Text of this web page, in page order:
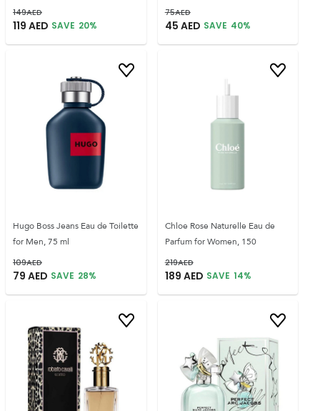
149AED
119 AED SAVE 20%
75AED
45 AED SAVE 40%
Hugo Boss Jeans Eau de Toilette
for Men, 75 ml
109AED
79 AED SAVE 28%
Chloe Rose Naturelle Eau de
Parfum for Women, 150
219AED
189 AED SAVE 14%